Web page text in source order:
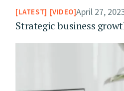
LATEST VIDEO April 27,
Strategic business